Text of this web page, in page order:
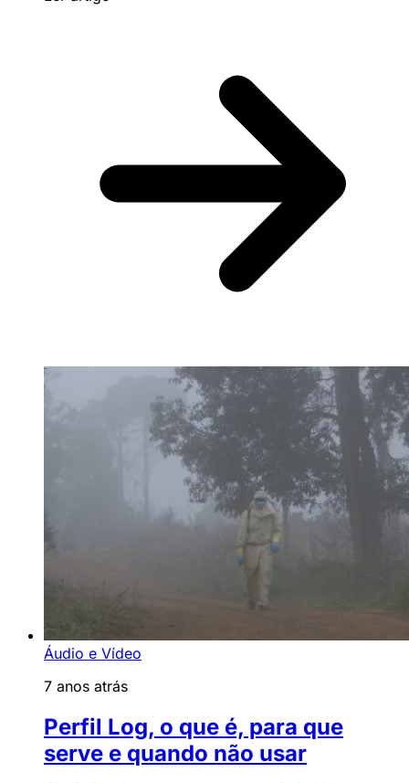
Áudio e Vídeo
7 anos atrás
Perfil Log, o que é, para que
serve e quando não usar